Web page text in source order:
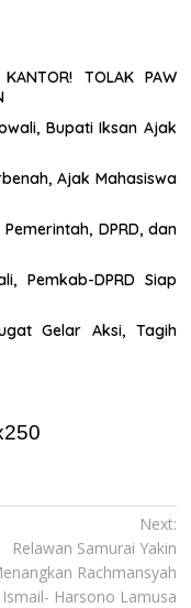
KANTOR! TOLAK PAW
Bupati Iksan Ajak
Ajak Mahasiswa
DPRD, dan
Pemkab-DPRD Siap
Gelar Aksi, Tagih
Next:
Relawan Samurai Yakin
Rachmansyah
Ismail- Harsono Lamusa